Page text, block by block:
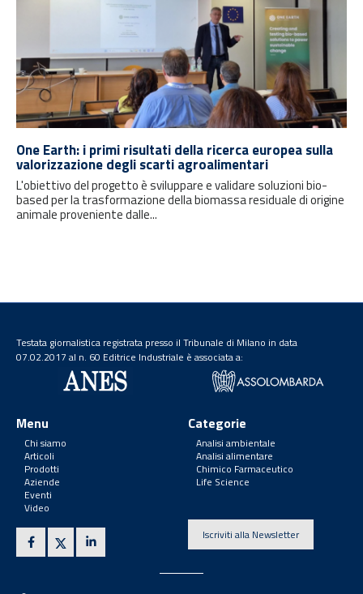
One Earth: i primi risultati della ricerca europea sulla
valorizzazione degli scarti agroalimentari
L'obiettivo del progetto è sviluppare e validare soluzioni bio-
based per la trasformazione della biomassa residuale di origine
animale proveniente dalle...
Testata giornalistica registrata presso il Tribunale di Milano in data
07.02.2017 al n. 60 Editrice Industriale è associata a:
Menu
Chi siamo
Articoli
Prodotti
Aziende
Eventi
Video
Categorie
Analisi ambientale
Analisi alimentare
Chimico Farmaceutico
Life Science
Iscriviti alla Newsletter